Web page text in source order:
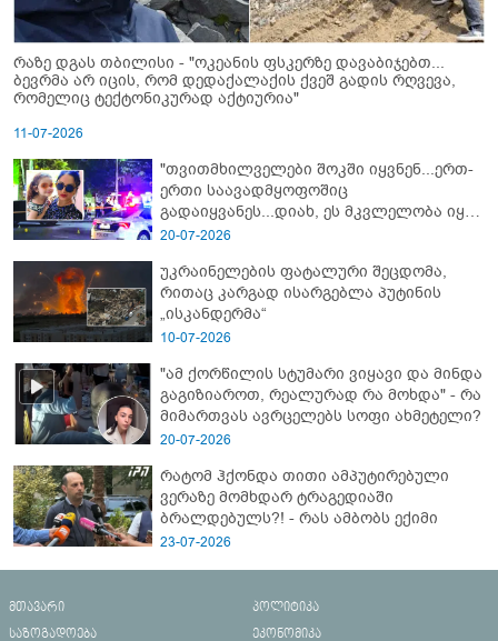
რაზე დგას თბილისი - "ოკეანის ფსკერზე დავაბიჯებთ...
ბევრმა არ იცის, რომ დედაქალაქის ქვეშ გადის რღვევა,
რომელიც ტექტონიკურად აქტიურია"
11-07-2026
"თვითმხილველები შოკში იყვნენ...ერთ-
ერთი საავადმყოფოშიც
გადაიყვანეს...დიახ, ეს მკვლელობა იყო"
- გორში დატრიალებული ტრაგედიის
20-07-2026
უკრაინელების ფატალური შეცდომა,
რითაც კარგად ისარგებლა პუტინის
„ისკანდერმა“
10-07-2026
"ამ ქორწილის სტუმარი ვიყავი და მინდა
გაგიზიაროთ, რეალურად რა მოხდა" - რა
მიმართვას ავრცელებს სოფი ახმეტელი?
20-07-2026
რატომ ჰქონდა თითი ამპუტირებული
ვერაზე მომხდარ ტრაგედიაში
ბრალდებულს?! - რას ამბობს ექიმი
23-07-2026
მთავარი
პოლიტიკა
საზოგადოება
ეკონომიკა